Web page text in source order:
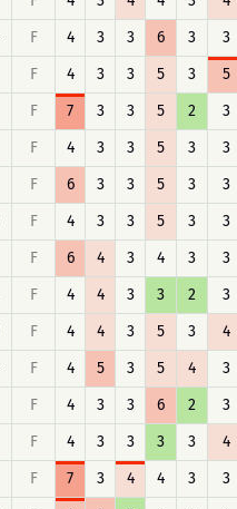
F 4 3 3 6 3 3
F 4 3 3 5 3 5
F 7 3 3 5 2 3
F 4 3 3 5 3 3
F 6 3 3 5 3 3
F 4 3 3 5 3 3
F 6 4 3 4 3 3
F 4 4 3 3 2 3
F 4 4 3 5 3 4
F 4 5 3 5 4 3
F 4 3 3 6 2 3
F 4 3 3 3 3 4
F 7 3 4 4 3 3